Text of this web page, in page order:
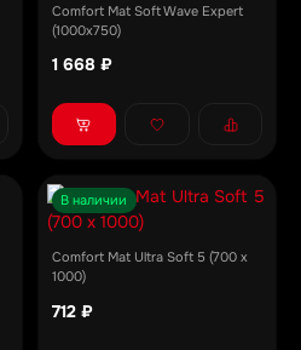
Comfort Mat Soft Wave Expert
(1000х750)
1 668 ₽
В наличии
Comfort Mat Ultra Soft 5 (700 х
1000)
712 ₽